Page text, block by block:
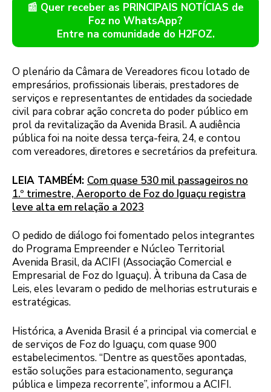
📰 Quer receber as PRINCIPAIS NOTÍCIAS de
Foz no WhatsApp?
Entre na comunidade do H2FOZ.
O plenário da Câmara de Vereadores ficou lotado de
empresários, profissionais liberais, prestadores de
serviços e representantes de entidades da sociedade
civil para cobrar ação concreta do poder público em
prol da revitalização da Avenida Brasil. A audiência
pública foi na noite dessa terça-feira, 24, e contou
com vereadores, diretores e secretários da prefeitura.
LEIA TAMBÉM: Com quase 530 mil passageiros no
1.º trimestre, Aeroporto de Foz do Iguaçu registra
leve alta em relação a 2023
O pedido de diálogo foi fomentado pelos integrantes
do Programa Empreender e Núcleo Territorial
Avenida Brasil, da ACIFI (Associação Comercial e
Empresarial de Foz do Iguaçu). À tribuna da Casa de
Leis, eles levaram o pedido de melhorias estruturais e
estratégicas.
Histórica, a Avenida Brasil é a principal via comercial e
de serviços de Foz do Iguaçu, com quase 900
estabelecimentos. “Dentre as questões apontadas,
estão soluções para estacionamento, segurança
pública e limpeza recorrente”, informou a ACIFI.